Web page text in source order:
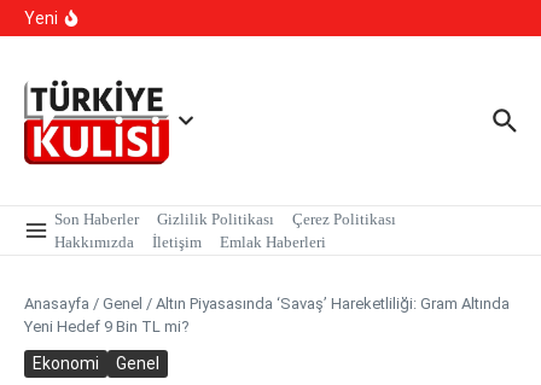
İçeriğe atla
Yeni
Sarmalı’ Tuzağını İfşa Etti
Son Haberler Gizlilik Politikası
Çerez Politikası
Hakkımızda
İletişim Emlak Haberleri
Anasayfa / Genel / Altın Piyasasında ‘Savaş’ Hareketliliği: Gram Altında
Yeni Hedef 9 Bin TL mi?
Ekonomi Genel